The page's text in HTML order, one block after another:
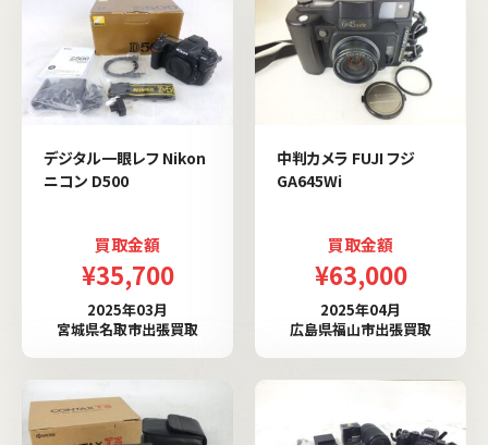
デジタル一眼レフ Nikon
ニコン D500
買取金額
¥35,700
2025年03月
宮城県名取市出張買取
中判カメラ FUJI フジ
GA645Wi
買取金額
¥63,000
2025年04月
広島県福山市出張買取